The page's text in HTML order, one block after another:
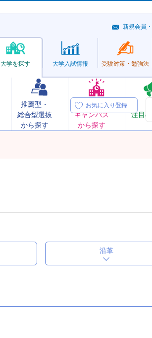
大学を探す
推薦型・
総合型選抜
から探す
オープン
キャンパス
から探す
注目
大学入試情報 受験対策・ 勉強法
新規会員
お気に入り登録
沿革